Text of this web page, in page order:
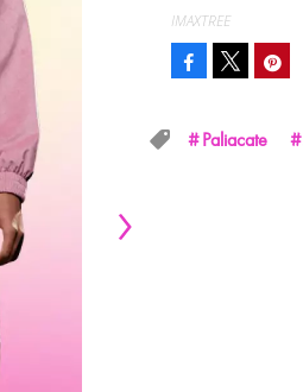
Paliacate
IMAXTREE
Facebook